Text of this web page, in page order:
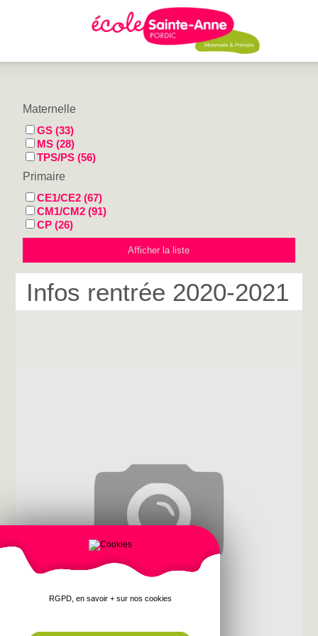
Maternelle
GS (33)
MS (28)
TPS/PS (56)
Primaire
CE1/CE2 (67)
CM1/CM2 (91)
CP (26)
Infos rentrée 2020-2021
RGPD, en savoir + sur nos cookies